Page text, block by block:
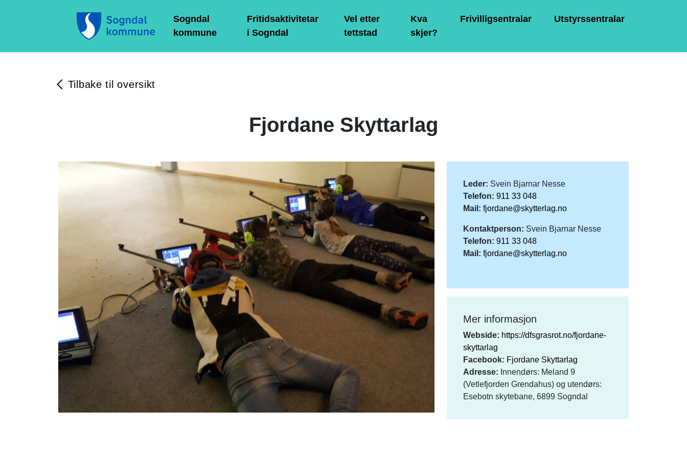
Sogndal
kommune
Fritidsaktivitetar
i Sogndal
Vel etter
tettstad
Kva
skjer?
Frivilligsentralar Utstyrssentralar
Tilbake til oversikt
Fjordane Skyttarlag
Leder: Svein Bjarnar Nesse
Telefon: 911 33 048
Mail: fjordane@skytterlag.no
Kontaktperson: Svein Bjarnar Nesse
Telefon: 911 33 048
Mail: fjordane@skytterlag.no
Mer informasjon
Webside: https://dfsgrasrot.no/fjordane-
skyttarlag
Facebook: Fjordane Skyttarlag
Adresse: Innendørs: Meland 9
(Vetlefjorden Grendahus) og utendørs:
Esebotn skytebane, 6899 Sogndal